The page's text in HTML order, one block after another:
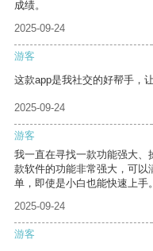
成绩。
2025-09-24
游客
这款app是我社交的好帮手，
2025-09-24
游客
我一直在寻找一款功能强大
款软件的功能非常强大，可
单，即使是小白也能快速上手。
2025-09-24
游客